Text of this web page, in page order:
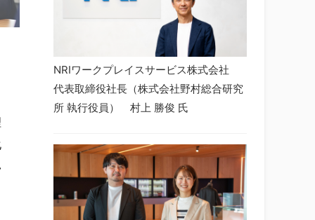
NRIワークプレイスサービス株式会社
代表取締役社長（株式会社野村総合研究
所 執行役員） 村上 勝俊 氏